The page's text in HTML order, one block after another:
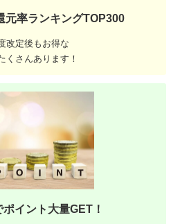
元率ランキングTOP300
改定後もお得な
くさんあります！
イント大量GET！